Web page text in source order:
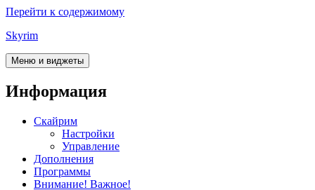
Перейти к содержимому
Skyrim
Меню и виджеты
Информация
Скайрим
Настройки
Управление
Дополнения
Программы
Внимание! Важное!